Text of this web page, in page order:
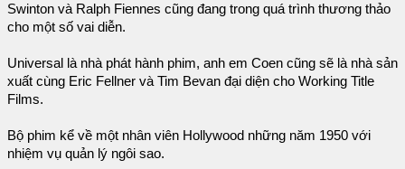
Swinton và Ralph Fiennes cũng đang trong quá trình thương thảo
cho một số vai diễn.
Universal là nhà phát hành phim, anh em Coen cũng sẽ là nhà sản
xuất cùng Eric Fellner và Tim Bevan đại diện cho Working Title
Films.
Bộ phim kể về một nhân viên Hollywood những năm 1950 với
nhiệm vụ quản lý ngôi sao.